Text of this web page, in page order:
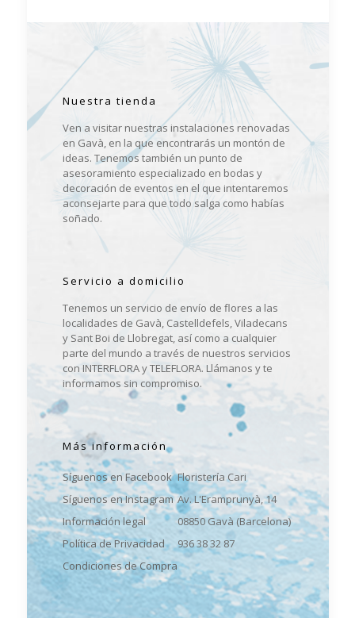
Nuestra tienda
Ven a visitar nuestras instalaciones renovadas
en Gavà, en la que encontrarás un montón de
ideas. Tenemos también un punto de
asesoramiento especializado en bodas y
decoración de eventos en el que intentaremos
aconsejarte para que todo salga como habías
soñado.
Servicio a domicilio
Tenemos un servicio de envío de flores a las
localidades de Gavà, Castelldefels, Viladecans
y Sant Boi de Llobregat, así como a cualquier
parte del mundo a través de nuestros servicios
con INTERFLORA y TELEFLORA. Llámanos y te
informamos sin compromiso.
Más información
Síguenos en Facebook
Síguenos en Instagram
Información legal
Política de Privacidad
Condiciones de Compra
Floristería Cari
Av. L'Eramprunyà, 14
08850 Gavà (Barcelona)
936 38 32 87